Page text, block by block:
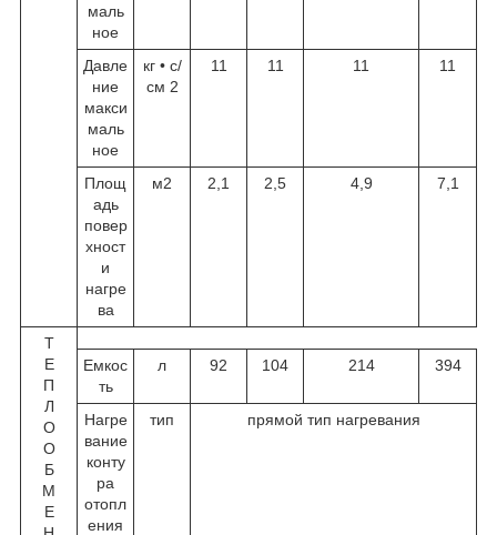
маль
ное
Давле
ние
макси
маль
ное
кг • с/
см 2
11 11 11 11
Площ
адь
повер
хност
и
нагре
ва
м2 2,1 2,5 4,9 7,1
Т
Е
П
Л
О
О
Б
М
Е
Емкос
ть
л 92 104 214 394
Нагре
вание
конту
ра
отопл
ения
тип прямой тип нагревания